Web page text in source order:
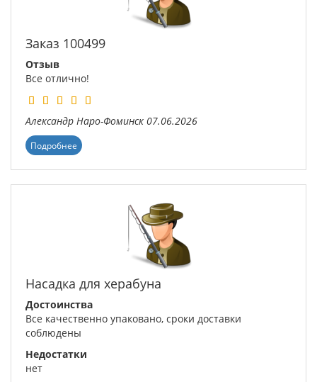
Заказ 100499
Отзыв
Все отлично!
Александр Наро-Фоминск 07.06.2026
Подробнее
Насадка для херабуна
Достоинства
Все качественно упаковано, сроки доставки
соблюдены
Недостатки
нет